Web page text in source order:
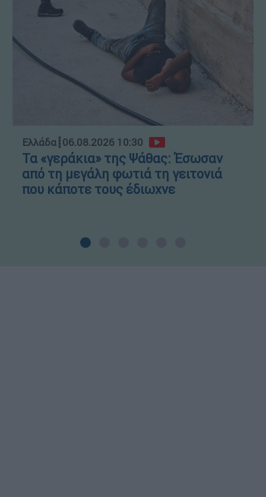
Ελλάδα┋06.08.2026 10:30
Τα «γεράκια» της Ψάθας: Έσωσαν
από τη μεγάλη φωτιά τη γειτονιά
που κάποτε τους έδιωχνε